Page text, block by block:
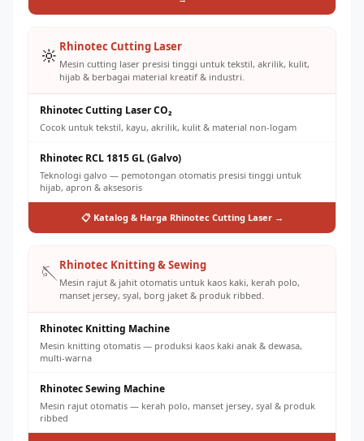
🔆 Rhinotec Cutting Laser
Mesin cutting laser presisi tinggi untuk tekstil, akrilik, kulit,
hijab & berbagai material kreatif & industri.
Rhinotec Cutting Laser CO₂
Cocok untuk tekstil, kayu, akrilik, kulit & material non-logam
Rhinotec RCL 1815 GL (Galvo)
Teknologi galvo — pemotongan otomatis presisi tinggi untuk
hijab, apron & aksesoris
📋 Katalog & Harga Rhinotec Cutting Laser →
🪡Rhinotec Knitting & Sewing
Mesin rajut & jahit otomatis untuk kaos kaki, kerah polo,
manset jersey, syal, borg jaket & produk ribbed.
Rhinotec Knitting Machine
Mesin knitting otomatis — produksi kaos kaki anak & dewasa,
multi-warna
Rhinotec Sewing Machine
Mesin rajut otomatis — kerah polo, manset jersey, syal & produk
ribbed